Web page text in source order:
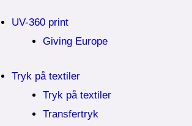
UV-360 print
Giving Europe
Tryk på textiler
Tryk på textiler
Transfertryk